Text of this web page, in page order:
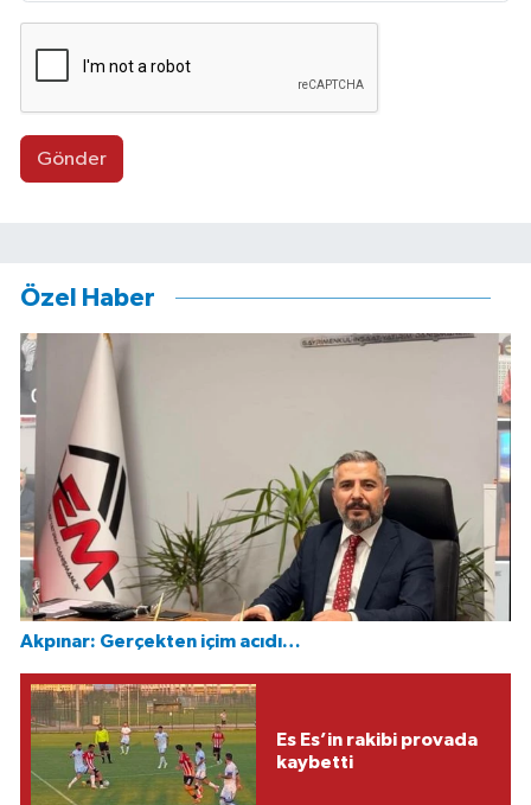
Gönder
Özel Haber
Akpınar: Gerçekten içim acıdı…
Es Es’in rakibi provada
kaybetti